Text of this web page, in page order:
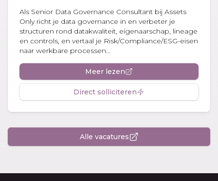
Als Senior Data Governance Consultant bij Assets
Only richt je data governance in en verbeter je
structuren rond datakwaliteit, eigenaarschap, lineage
en controls, en vertaal je Risk/Compliance/ESG-eisen
naar werkbare processen...
Meer lezen
Direct solliciteren
Alle vacatures